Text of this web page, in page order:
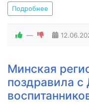
Подробнее
—
Минская
поздравила